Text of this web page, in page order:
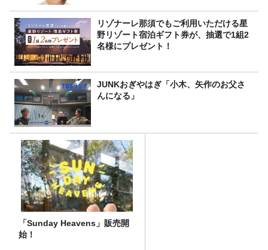
リゾナーレ那須でもご利用いただける星
野リゾート宿泊ギフト券が、抽選で1組2
名様にプレゼント！
JUNKおぎやはぎ「小木、矢作のお父さ
んになる」
「Sunday Heavens」販売開
始！